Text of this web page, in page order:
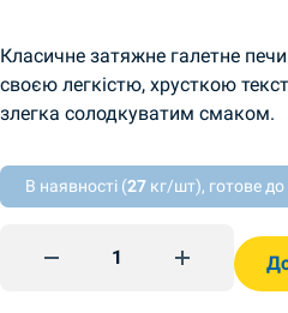
Класичне затяжне галетне
своєю легкістю, хрусткою
злегка солодкуватим смаком.
В наявності (27 кг/шт), готове
Печиво Марія оригінал